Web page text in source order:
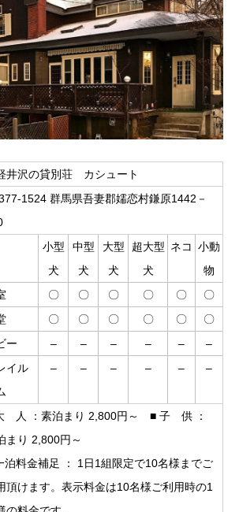
井沢の貸別荘 カシュート
1524 群馬県吾妻郡嬬恋村鎌原1442－
小型
犬
中型
犬
大型
犬
超大型
犬
ネコ 小動
物
〇 〇 〇 〇 〇
〇
〇 〇 〇 〇 〇
〇
ー
– – – – –
–
イル
– – – – – –
人 ：素泊まり 2,800円～ ■ 子 供 ：
まり 2,800円～
泊料金補足 ： 1日1組限定で10名様までご
頂けます。表示料金は10名様ご利用時の1